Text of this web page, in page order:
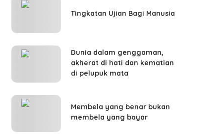
Tingkatan Ujian Bagi Manusia
Dunia dalam genggaman,
akherat di hati dan kematian
di pelupuk mata
Membela yang benar bukan
membela yang bayar